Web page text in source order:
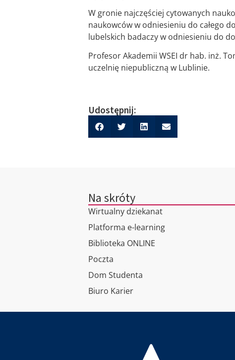
W gronie najczęściej cytowanych
naukowców w odniesieniu do całego
lubelskich badaczy w odniesieniu do
Profesor Akademii WSEI dr hab. inż.
uczelnię niepubliczną w Lublinie.
Udostępnij:
Na skróty
Wirtualny dziekanat
Platforma e-learning
Biblioteka ONLINE
Poczta
Dom Studenta
Biuro Karier